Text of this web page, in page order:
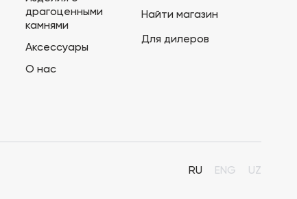
драгоценными
камнями
Аксессуары
О нас
Найти магазин
Для дилеров
RU ENG UZ